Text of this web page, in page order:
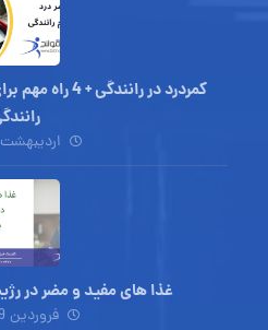
کمردرد در
اردیبهشت 4, 1403
غذا های مفید و مضر در
فروردین 29, 1403